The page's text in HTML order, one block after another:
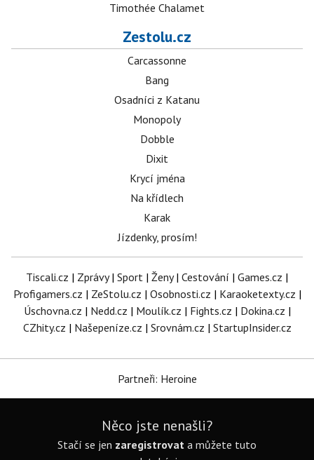
Timothée Chalamet
Zestolu.cz
Carcassonne
Bang
Osadníci z Katanu
Monopoly
Dobble
Dixit
Krycí jména
Na křídlech
Karak
Jízdenky, prosím!
Tiscali.cz | Zprávy| Sport | Ženy| Cestování | Games.cz |
Profigamers.cz | ZeStolu.cz | Osobnosti.cz | Karaoketexty.cz |
Úschovna.cz | Nedd.cz | Moulík.cz | Fights.cz | Dokina.cz |
CZhity.cz | Našepeníze.cz | Srovnám.cz | StartupInsider.cz
Partneři: Heroine
Něco jste nenašli?
Stačí se jen zaregistrovat a můžete tuto